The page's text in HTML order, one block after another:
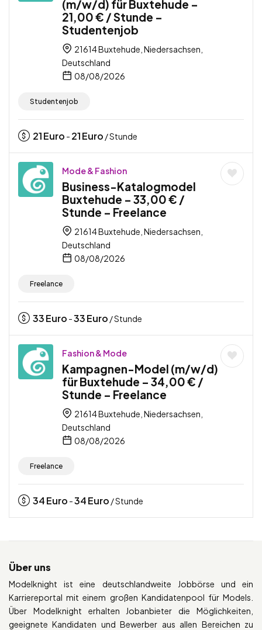
(m/w/d) für Buxtehude –
21,00 € / Stunde –
Studentenjob
21614 Buxtehude, Niedersachsen,
Deutschland
08/08/2026
Studentenjob
21Euro - 21Euro / Stunde
Mode & Fashion
Business-Katalogmodel
Buxtehude – 33,00 € /
Stunde – Freelance
21614 Buxtehude, Niedersachsen,
Deutschland
08/08/2026
Freelance
33Euro -33Euro / Stunde
Fashion & Mode
Kampagnen-Model (m/w/d)
für Buxtehude – 34,00 € /
Stunde – Freelance
21614 Buxtehude, Niedersachsen,
Deutschland
08/08/2026
Freelance
34Euro -34Euro / Stunde
Über uns
Modelknight ist eine deutschlandweite Jobbörse und ein
Karriereportal mit einem großen Kandidatenpool für Models.
Über Modelknight erhalten Jobanbieter die Möglichkeiten,
geeignete Kandidaten und Bewerber aus allen Bereichen zu